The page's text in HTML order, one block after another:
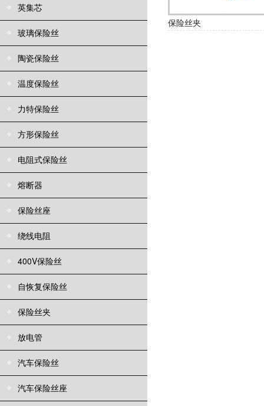
英集芯
玻璃保险丝
陶瓷保险丝
温度保险丝
力特保险丝
方形保险丝
电阻式保险丝
熔断器
保险丝座
绕线电阻
400V保险丝
自恢复保险丝
保险丝夹
放电管
汽车保险丝
汽车保险丝座
保险丝夹